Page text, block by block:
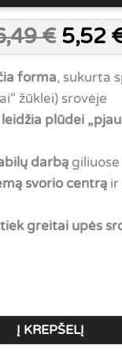
€ 5,52
forma, sukurta
žūklei) srovėje
plūdei
darbągiliuose
svorio centrąir
greitai upės
Į KREPŠELĮ